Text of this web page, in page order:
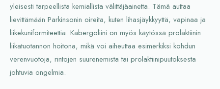
yleisesti tarpeellista kemiallista välittäjäainetta. Tämä auttaa
lievittämään Parkinsonin oireita, kuten lihasjäykkyyttä, vapinaa ja
liikekuniformiteettia. Kabergoliini on myös käytössä prolaktiinin
liikatuotannon hoitona, mikä voi aiheuttaa esimerkiksi kohdun
verenvuotoja, rintojen suurenemista tai prolaktiinipuutoksesta
johtuvia ongelmia.